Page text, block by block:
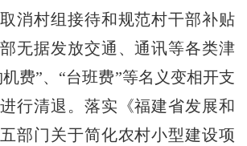
消村组接待和规范村干部补贴
无据发放交通、通讯等各类津
费”、“台班费”等名义变相开支
行清退。落实《福建省发展和
部门关于简化农村小型建设项